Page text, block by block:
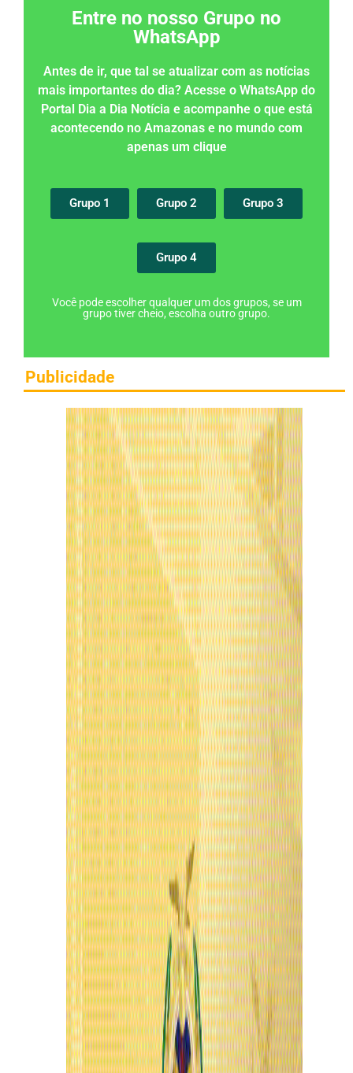
Entre no nosso Grupo no
WhatsApp
Antes de ir, que tal se atualizar com as notícias
mais importantes do dia? Acesse o WhatsApp do
Portal Dia a Dia Notícia e acompanhe o que está
acontecendo no Amazonas e no mundo com
apenas um clique
Grupo 1 Grupo 2 Grupo 3
Grupo 4
Você pode escolher qualquer um dos grupos, se um
grupo tiver cheio, escolha outro grupo.
Publicidade